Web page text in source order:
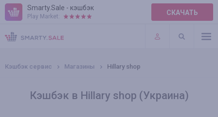
Smarty.Sale - кэшбэк
Play Market: СКАЧАТЬ
ПРАВИЛА
ПЛАГИНЫ
Кэшбэк сервис Магазины Hillary shop
Кэшбэк в Hillary shop (Украина)